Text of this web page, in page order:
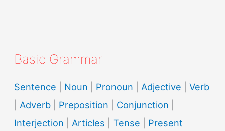
Basic Grammar
Sentence Noun Pronoun |Adjective |Verb
|Adverb Preposition Conjunction
Interjection |Articles |Tense
Present